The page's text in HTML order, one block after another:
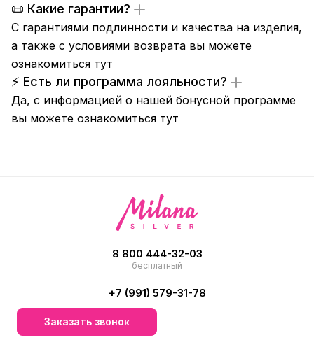
📜 Какие гарантии?
С гарантиями подлинности и качества на изделия,
а также с условиями возврата вы можете
ознакомиться тут
⚡ Есть ли программа лояльности?
Да, с информацией о нашей бонусной программе
вы можете ознакомиться тут
8 800 444-32-03
бесплатный
+7 (991) 579-31-78
Заказать звонок